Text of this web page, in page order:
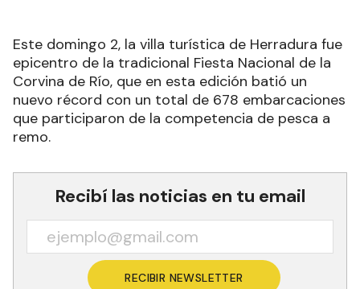
Este domingo 2, la villa turística de Herradura fue
epicentro de la tradicional Fiesta Nacional de la
Corvina de Río, que en esta edición batió un
Recibí las noticias en tu email